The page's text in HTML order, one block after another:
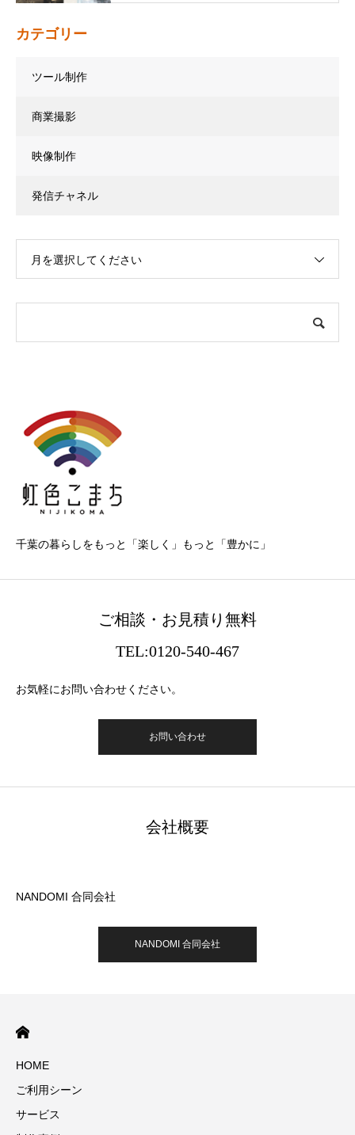
カテゴリー
ツール制作
商業撮影
映像制作
発信チャネル
月を選択してください
千葉の暮らしをもっと「楽しく」もっと「豊かに」
ご相談・お見積り無料
TEL:0120-540-467
お気軽にお問い合わせください。
お問い合わせ
会社概要
NANDOMI 合同会社
NANDOMI 合同会社
HOME
ご利用シーン
サービス